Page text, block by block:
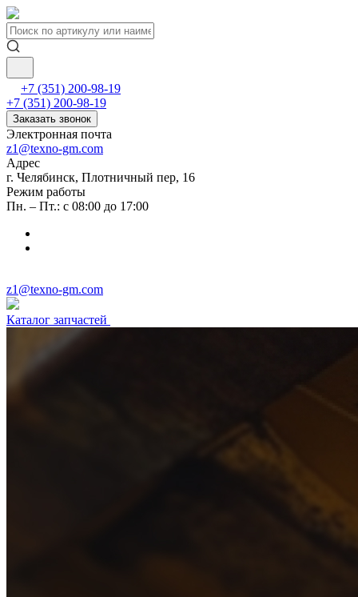
+7 (351) 200-98-19
+7 (351) 200-98-19
Заказать звонок
Электронная почта
z1@texno-gm.com
Адрес
г. Челябинск, Плотничный пер, 16
Режим работы
Пн. – Пт.: с 08:00 до 17:00
z1@texno-gm.com
Каталог запчастей